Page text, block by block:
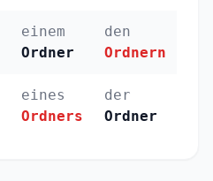
einem
Ordner
den
Ordnern
eines
Ordners
der
Ordner